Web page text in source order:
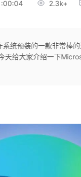
2.3k+
统预装的一款非常棒
天给大家介绍一下